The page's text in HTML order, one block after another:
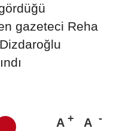
gazeteci Reha
A A